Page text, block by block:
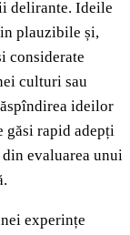
delirante. Ideile
plauzibile și,
considerate
culturi sau
ideilor
găsi rapid adepți
din evaluarea unui
experințe